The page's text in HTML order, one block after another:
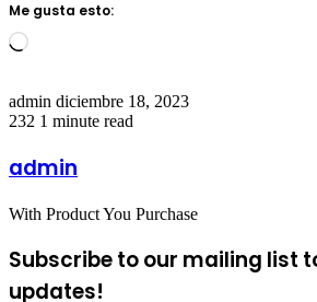
Me gusta esto:
Loading…
admin Send
an
diciembre 18, 2023
232 1 minute read
admin
With Product You Purchase
Subscribe to our mailing list
updates!